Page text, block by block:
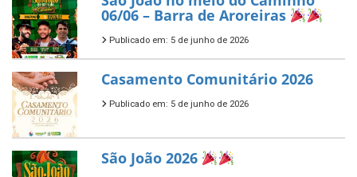
06/06 – Barra de Aroreiras
Publicado em: 5 de junho de 2026
Casamento Comunitário 2026
Publicado em: 5 de junho de 2026
São João 2026